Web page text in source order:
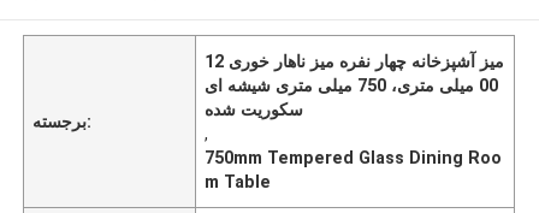
برجسته:
میز آشپزخانه چهار نفره میز ناهار خوری 12
00 میلی متری، 750 میلی متری شیشه ای
سکوریت شده
,
750mm Tempered Glass Dining Roo
m Table